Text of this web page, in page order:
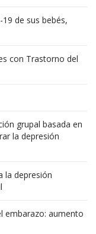
de sus bebés,
con Trastorno del
grupal basada en
la depresión
la depresión
embarazo: aumento